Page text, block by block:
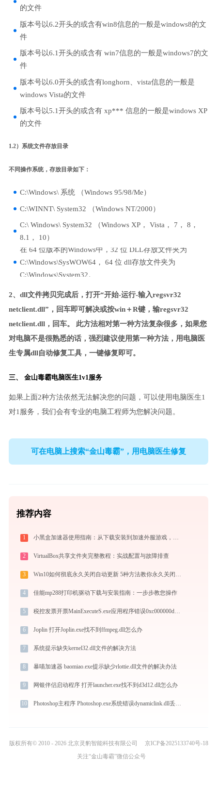
的文件
版本号以6.2开头的或含有win8信息的一般是windows8的文
件
版本号以6.1开头的或含有 win7信息的一般是windows7的文
件
版本号以6.0开头的或含有longhorn、vista信息的一般是
windows Vista的文件
版本号以5.1开头的或含有 xp*** 信息的一般是windows XP
的文件
1.2）系统文件存放目录
不同操作系统，存放目录如下：
C:\Windows\ 系统 （Windows 95/98/Me）
C:\WINNT\ System32 （Windows NT/2000）
C:\ Windows\ System32 （Windows XP， Vista， 7， 8，
8.1， 10）
在 64 位版本的Windows中，32 位 DLL存放文件夹为
C:\Windows\SysWOW64， 64 位 dll存放文件夹为
C:\Windows\System32。
2、dll文件拷贝完成后，打开“开始-运行-输入regsvr32
netclient.dll”，回车即可解决或按win＋R键，输regsvr32
netclient.dll，回车。 此方法相对第一种方法复杂很多，如果您
对电脑不是很熟悉的话，强烈建议使用第一种方法，用电脑医
生专属dll自动修复工具，一键修复即可。
三、 金山毒霸电脑医生1v1服务
如果上面2种方法依然无法解决您的问题，可以使用电脑医生1
对1服务，我们会有专业的电脑工程师为您解决问题。
可在电脑上搜索“金山毒霸”，用电脑医生修复
推荐内容
1 小黑盒加速器使用指南：从下载安装到加速外服游戏，免费版够用吗
2 VirtualBox共享文件夹完整教程：实战配置与故障排查
3 Win10如何彻底永久关闭自动更新 5种方法教你永久关闭win10自动更新
4 佳能mp288打印机驱动下载与安装指南：一步步教您操作
5 税控发票开票MainExecuteS.exe应用程序错误0xc000000d解决方法
6 Joplin 打开Joplin.exe找不到ffmpeg.dll怎么办
7 系统提示缺失kernel32.dll文件的解决方法
8 暴喵加速器 baomiao.exe提示缺少rlottie.dll文件的解决办法
9 网银伴侣启动程序 打开launcher.exe找不到d3d12.dll怎么办
10 Photoshop主程序 Photoshop.exe系统错误dynamiclink.dll丢失如何解决
版权所有© 2010 - 2026 北京灵豹智能科技有限公司
京ICP备2025133740号-18
关注“金山毒霸”微信公众号